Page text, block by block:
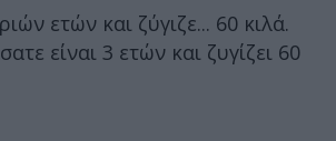
ετών και ζύγιζε... 60 κιλά.
είναι 3 ετών και ζυγίζει 60